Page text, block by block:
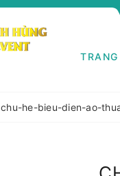
chu-he-bieu-dien-ao-